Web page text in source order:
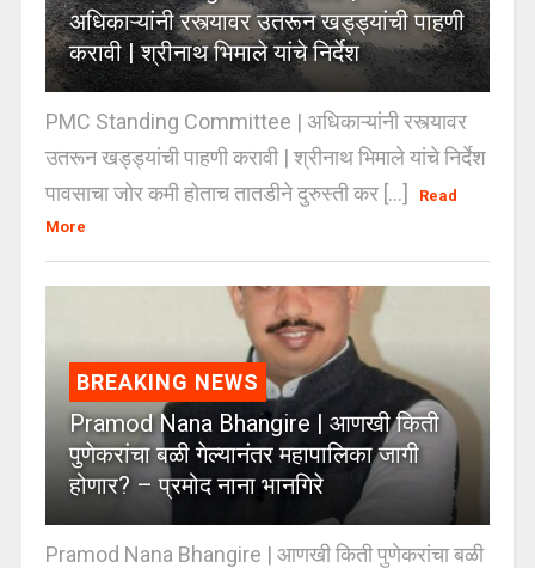
अधिकाऱ्यांनी रस्त्यावर उतरून खड्ड्यांची पाहणी
करावी | श्रीनाथ भिमाले यांचे निर्देश
PMC Standing Committee | अधिकाऱ्यांनी रस्त्यावर
उतरून खड्ड्यांची पाहणी करावी | श्रीनाथ भिमाले यांचे निर्देश
पावसाचा जोर कमी होताच तातडीने दुरुस्ती कर [...]
Read
More
BREAKING NEWS
Pramod Nana Bhangire | आणखी किती
पुणेकरांचा बळी गेल्यानंतर महापालिका जागी
होणार? – प्रमोद नाना भानगिरे
Pramod Nana Bhangire | आणखी किती पुणेकरांचा बळी